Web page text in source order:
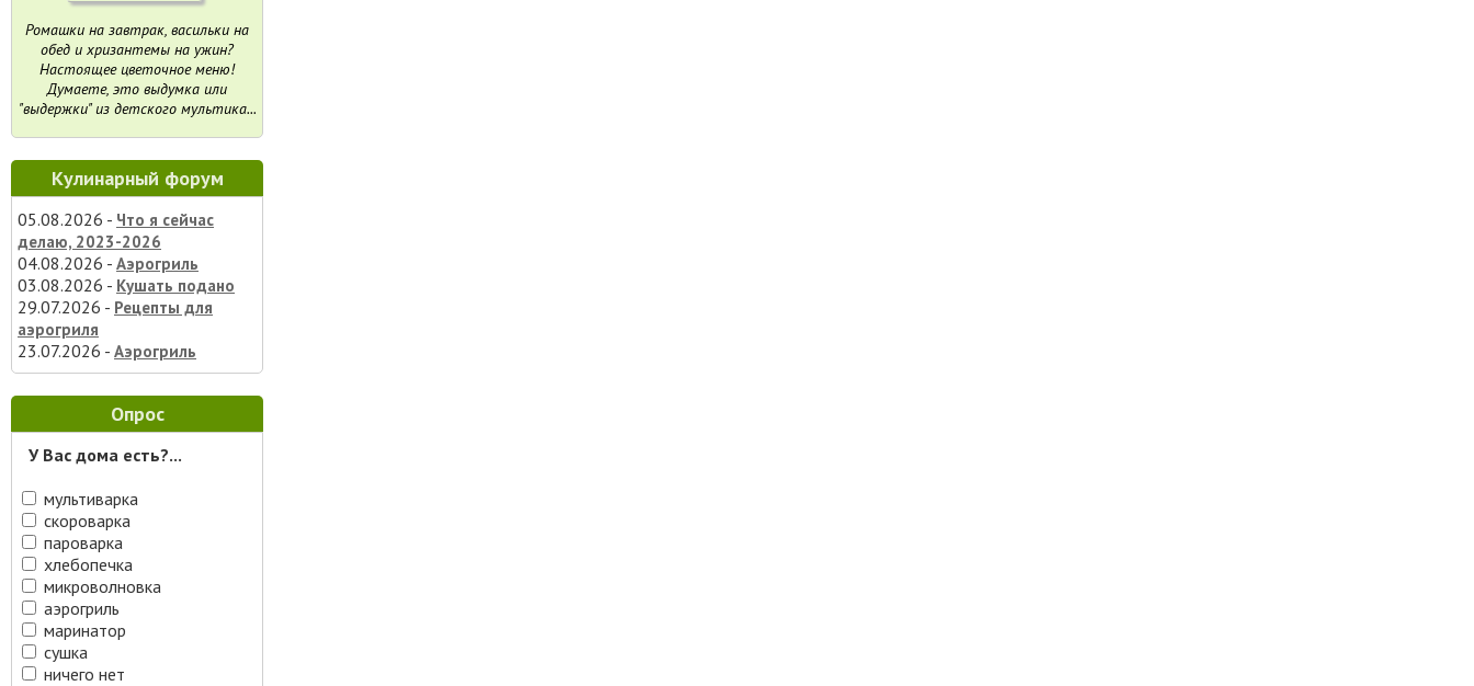
Ромашки на завтрак, васильки на
обед и хризантемы на ужин?
Настоящее цветочное меню!
Думаете, это выдумка или
"выдержки" из детского мультика...
Кулинарный форум
05.08.2026 - Что я сейчас
делаю, 2023-2026
04.08.2026 - Аэрогриль
03.08.2026 - Кушать подано
29.07.2026 - Рецепты для
аэрогриля
23.07.2026 - Аэрогриль
Опрос
У Вас дома есть?...
мультиварка
скороварка
пароварка
хлебопечка
микроволновка
аэрогриль
маринатор
сушка
ничего нет